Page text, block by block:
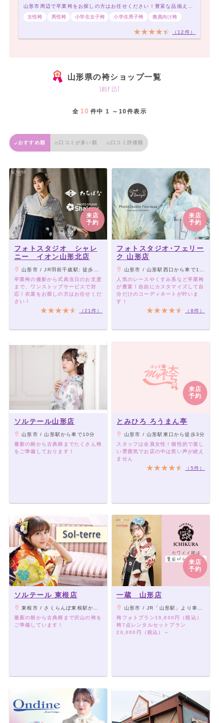
山形市周辺で卒業袴をお探しの方はお任せください！豊富な品揃えでお待ちしております！
女性袴
男性袴 小学生女子袴 小学生男子袴 教員向け袴
（12件）
山形県の袴ショップ一覧
shop list
全 10 件中 1 ～10件表示
おすすめ順 口コミが多い順 口コミ評価順
来店
予約
フォトスタジオ シャレ
ニー イオン山形北店
山形市 / JR羽前千歳駅: 徒歩約18分
卒業袴の撮影から式典当日のお支度
まで、ワンストップサービスで対
応！衣裳をお探しの方はお任せくだ
さい！
（21件）
来店
予約
フォトスタジオ･フェリー
ク 山形店
山形市 / 山形駅西口から車で15分。山形南イオンすぐそば。
人気のレースやくすみ系など卒業袴
が豊富！自由にカスタマイズして自
分だけのコーディネートが叶いま
す！
（8件）
ソルテール山形店
山形市 / 山形駅から車で10分
最新の柄から古典柄までたくさん袴
をご準備しております！
来店
予約
とみひろ ろうまん亭
山形市 / 山形駅東口から徒歩3分
スタッフは全員女性！個性的で楽し
い雰囲気でお店の中は笑い声が絶え
ません
（5件）
ソルテール 東根店
東根市 / さくらんぼ東根駅から車で10分
最新の柄から古典柄まで沢山の袴を
ご準備しています！
来店
予約
一蔵 山形店
山形市 / JR「山形駅」より車13分、千歳山こんにゃくの斜め向かい
袴フォトプラン19,800円（税込）
袴7点レンタルセットプラン
20,000円（税込）～